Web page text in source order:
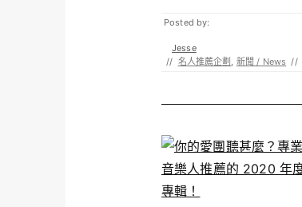
Posted by:
Jesse
// 名人推薦企劃 , 新聞 / News //